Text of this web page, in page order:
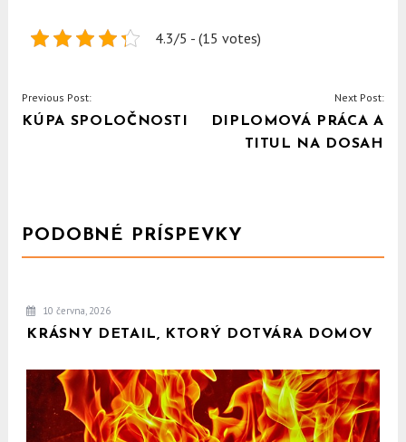
4.3/5 - (15 votes)
NAVIGACE
PRO
Previous Post:
KÚPA SPOLOČNOSTI
Next Post:
DIPLOMOVÁ PRÁCA A
TITUL NA DOSAH
PODOBNÉ PRÍSPEVKY
10 června, 2026
KRÁSNY DETAIL, KTORÝ DOTVÁRA DOMOV